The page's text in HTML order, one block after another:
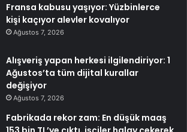
Fransa kabusu yaşıyor: Yüzbinlerce
kişi kaçıyor alevler kovalıyor
Ağustos 7, 2026
Alışveriş yapan herkesi ilgilendiriyor: 1
Ağustos’ta tüm dijital kurallar
değişiyor
Ağustos 7, 2026
Fabrikada rekor zam: En düşük maaş